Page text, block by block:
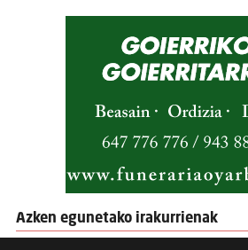
Azken egunetako irakurrienak